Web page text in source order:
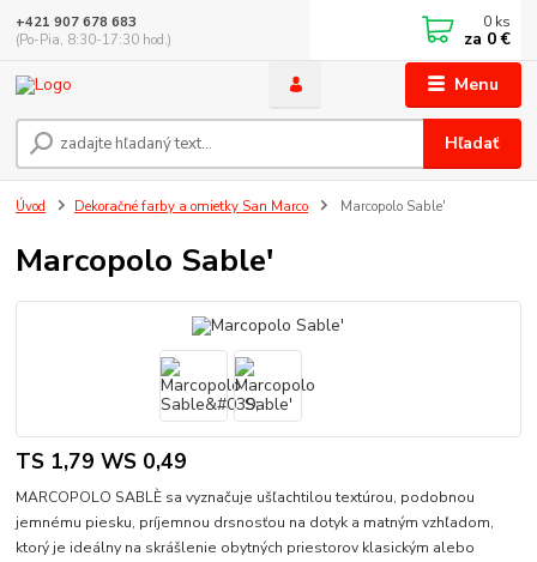
Menu
Hľadať
+421 907 678 683
(Po-Pia, 8:30-17:30 hod.)
0 ks
za 0 €
Úvod Dekoračné farby a omietky San Marco Marcopolo Sable'
Marcopolo Sable'
TS 1,79 WS 0,49
MARCOPOLO SABLÈ sa vyznačuje ušľachtilou textúrou, podobnou
jemnému piesku, príjemnou drsnosťou na dotyk a matným vzhľadom,
ktorý je ideálny na skrášlenie obytných priestorov klasickým alebo